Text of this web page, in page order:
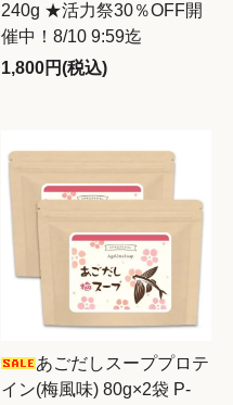
240g ★活力祭30％OFF開
催中！8/10 9:59迄
1,800円(税込)
あごだしスーププロテ
イン(梅風味) 80g×2袋 P-